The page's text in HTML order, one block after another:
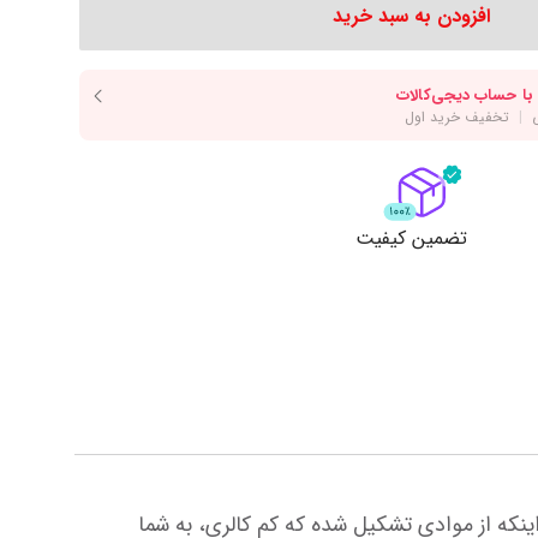
انواع روغن
نمایش همه محصولات
انواع ادویه
نمایش همه محصولات
افزودن به سبد خرید
تضمین کیفیت